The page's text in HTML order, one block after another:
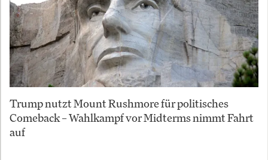
Trump nutzt Mount Rushmore für politisches
Comeback – Wahlkampf vor Midterms nimmt Fahrt
auf